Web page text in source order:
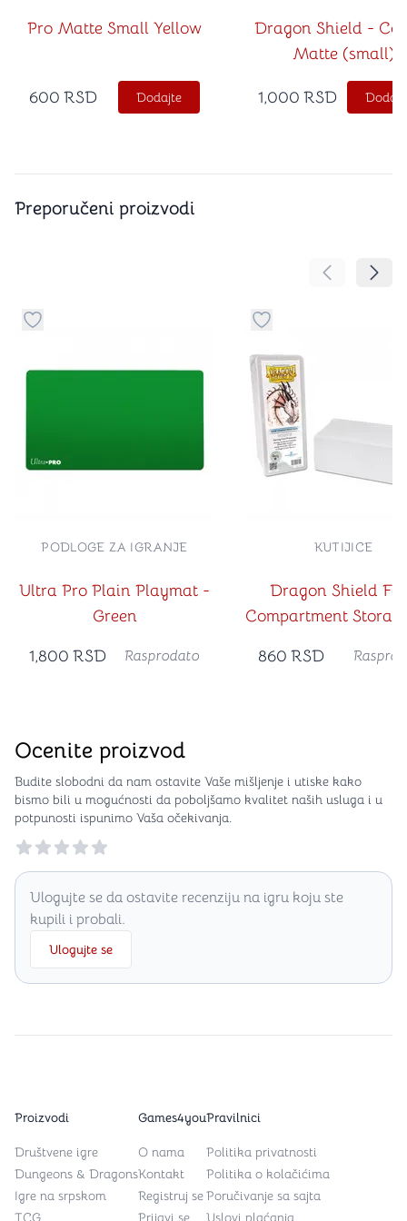
Pro Matte Small Yellow
600 RSD Dodajte
Dragon Shield -
Matte (small)
1,000 RSD
Preporučeni proizvodi
Pomeranje
Dugme za dodavanje stvari u kategoriju omiljeno
Ultra Pro Plain Playmat -
Green
PODLOGE ZA IGRANJE
1,800 RSD Rasprodato
Dugme za dodavanje
Dragon Shield
Compartment
KUTIJICE
860 RSD
Ocenite proizvod
Budite slobodni da nam ostavite Vaše mišljenje i utiske kako
bismo bili u mogućnosti da poboljšamo kvalitet naših usluga i u
potpunosti ispunimo Vaša očekivanja.
Reviews
Ulogujte se da ostavite recenziju na igru koju ste
kupili i probali.
Ulogujte se
Proizvodi
Društvene igre
Dungeons & Dragons
Igre na srpskom
TCG
Games4you
O nama
Kontakt
Registruj se
Prijavi se
Pravilnici
Politika privatnosti
Politika o kolačićima
Poručivanje sa sajta
Uslovi plaćanja